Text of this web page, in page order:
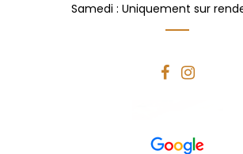
Samedi : Uniquement sur